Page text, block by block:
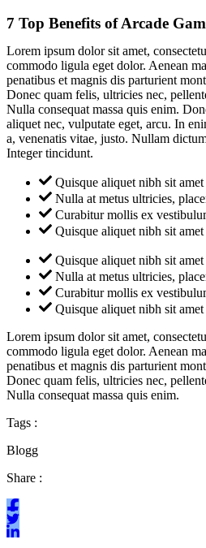
7 Top Benefits of Arcade
Lorem ipsum dolor sit amet,
commodo ligula eget dolor. Aenean
penatibus et magnis dis parturient
Donec quam felis, ultricies nec,
Nulla consequat massa quis enim.
aliquet nec, vulputate eget, arcu. In
a, venenatis vitae, justo. Nullam
Integer tincidunt.
Quisque aliquet nibh sit amet
Nulla at metus ultricies,
Curabitur mollis ex
Quisque aliquet nibh sit
Quisque aliquet nibh sit amet
Nulla at metus ultricies,
Curabitur mollis ex
Quisque aliquet nibh sit
Lorem ipsum dolor sit amet,
commodo ligula eget dolor. Aenean
penatibus et magnis dis parturient
Donec quam felis, ultricies nec,
Nulla consequat massa quis enim.
Tags :
Blogg
Share :